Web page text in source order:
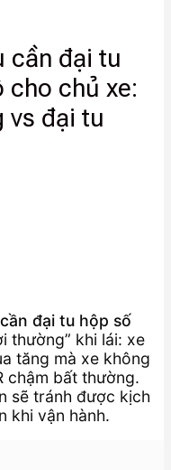
cần đại tu
cho chủ xe:
vs đại tu
đại tu hộp số
thường” khi lái: xe
tăng mà xe không
chậm bất thường.
sẽ tránh được kịch
khi vận hành.